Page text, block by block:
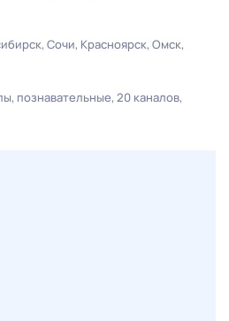
Сочи Красноярск Омск
познавательные 20 каналов